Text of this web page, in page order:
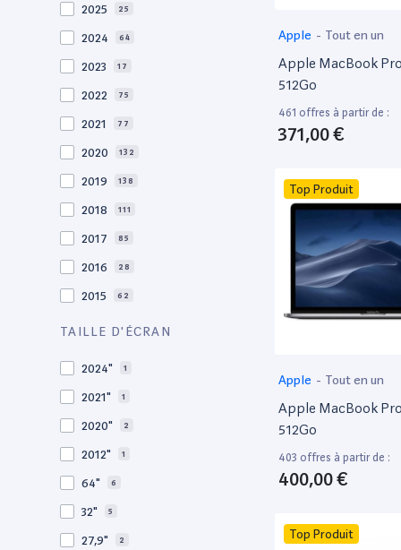
2025 25
2024 64
2023 17
2022 75
2021 77
2020 132
2019 138
2018 111
2017 85
2016 28
2015 62
2014 36
TAILLE D'ÉCRAN
2024" 1
2021" 1
2020" 2
2012" 1
64" 6
32" 5
27,9" 2
Apple - Tout en un
Apple MacBook Pro
512Go
461 offres à partir de :
371,00 €
Top Produit
Apple - Tout en un
Apple MacBook Pro
512Go
403 offres à partir de :
400,00 €
Top Produit